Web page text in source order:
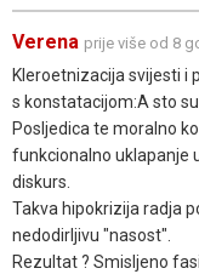
Verena prije više od 8
Kleroetnizacija svijesti i
s konstatacijom:A sto
Posljedica te moralno
funkcionalno uklapanje
diskurs.
Takva hipokrizija radja
nedodirljivu "nasost".
Rezultat ? Smisljeno